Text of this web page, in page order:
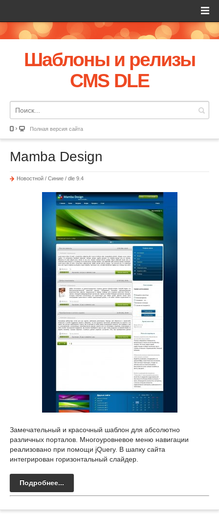
Шаблоны и релизы
CMS DLE
Полная версия сайта
Mamba Design
Новостной / Синие / dle 9.4
Замечательный и красочный шаблон для абсолютно
различных порталов. Многоуровневое меню навигации
реализовано при помощи jQuery. В шапку сайта
интегрирован горизонтальный слайдер.
Подробнее...